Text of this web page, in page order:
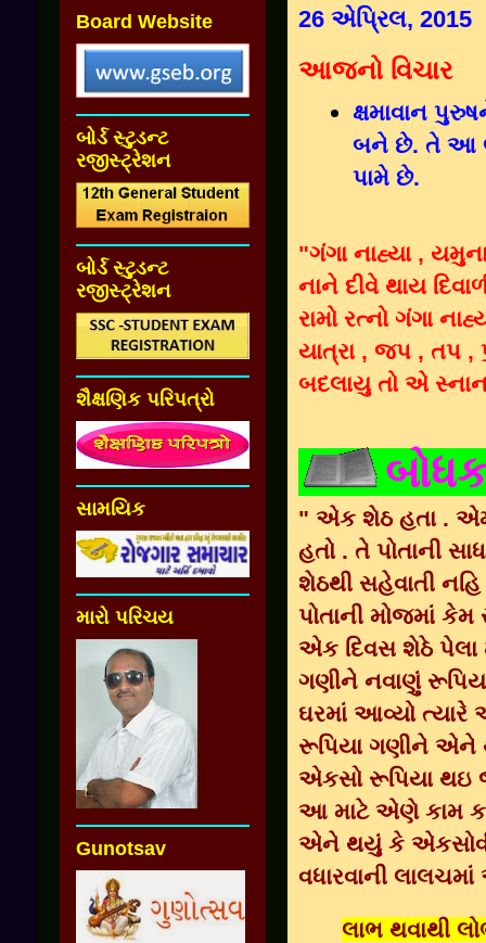
26 એપ્રિલ, 2015
આજનો વિચાર
ક્ષમાવાન
બને છે. તે આ
પામે છે.
"ગંગા નાહ્યા , યમુના
નાને દીવે થાય
રામો રત્નો ગંગા
યાત્રા , જપ , તપ ,
બદલાયુ તો એ
" એક શેઠ હતા .
હતો . તે પોતાની
શેઠથી સહેવાતી
પોતાની મોજમાં
એક દિવસ શેઠે પેલા
ગણીને નવાણું
ઘરમાં આવ્યો ત્યારે
રૂપિયા ગણીને એને
એકસો રૂપિયા થઇ
આ માટે એણે કામ
એને થયું કે
વધારવાની
લાભ થવાથી
Board Website
બોર્ડ સ્ટુડન્ટ
રજીસ્ટ્રેશન
બોર્ડ સ્ટુડન્ટ
રજીસ્ટ્રેશન
શૈક્ષણિક પરિપત્રો
સામયિક
મારો પરિચય
Gunotsav